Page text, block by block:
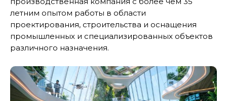
летним опытом работы в области
проектирования, строительства и оснащения
промышленных и специализированных объектов
различного назначения.